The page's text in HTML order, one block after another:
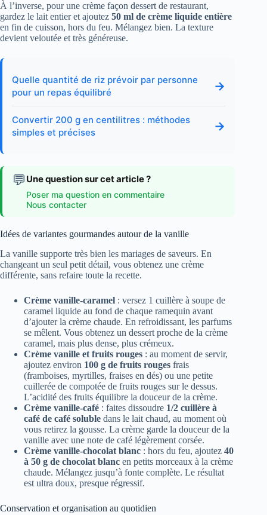
À l’inverse, pour une crème façon dessert de restaurant,
gardez le lait entier et ajoutez 50 ml de crème liquide entière
en fin de cuisson, hors du feu. Mélangez bien. La texture
devient veloutée et très généreuse.
Quelle quantité de riz prévoir par personne
pour un repas équilibré
→
Convertir 200 g en centilitres : méthodes
simples et précises
→
💬 Une question sur cet article ?
Poser ma question en commentaire
Nous contacter
Idées de variantes gourmandes autour de la vanille
La vanille supporte très bien les mariages de saveurs. En
changeant un seul petit détail, vous obtenez une crème
différente, sans refaire toute la recette.
Crème vanille-caramel : versez 1 cuillère à soupe de
caramel liquide au fond de chaque ramequin avant
d’ajouter la crème chaude. En refroidissant, les parfums
se mêlent. Vous obtenez un dessert proche de la crème
caramel, mais plus dense, plus crémeux.
Crème vanille et fruits rouges : au moment de servir,
ajoutez environ 100 g de fruits rouges frais
(framboises, myrtilles, fraises en dés) ou une petite
cuillerée de compotée de fruits rouges sur le dessus.
L’acidité des fruits équilibre la douceur de la crème.
Crème vanille-café : faites dissoudre 1/2 cuillère à
café de café soluble dans le lait chaud, au moment où
vous retirez la gousse. La crème garde la douceur de la
vanille avec une note de café légèrement corsée.
Crème vanille-chocolat blanc : hors du feu, ajoutez 40
à 50 g de chocolat blanc en petits morceaux à la crème
chaude. Mélangez jusqu’à fonte complète. Le résultat
est ultra doux, presque régressif.
Conservation et organisation au quotidien